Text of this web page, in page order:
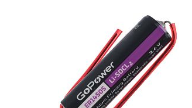
Запросить цену
В избранное Под заказ